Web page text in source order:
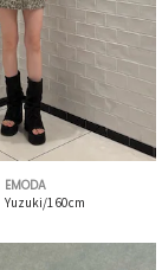
EMODA
Yuzuki/160cm